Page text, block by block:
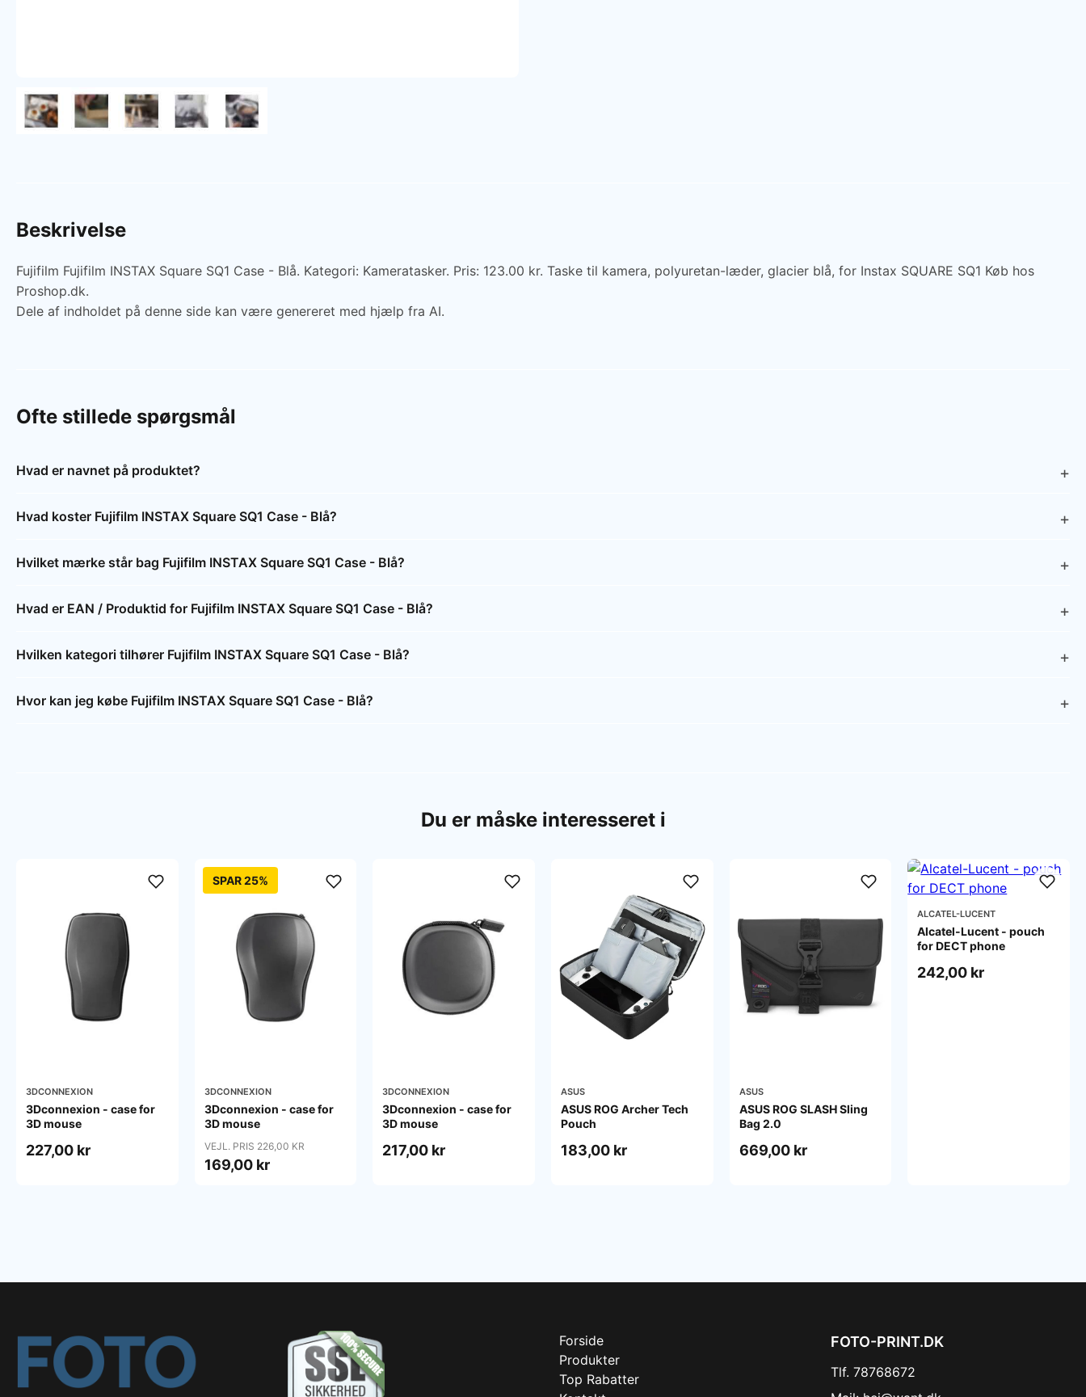
Beskrivelse
Fujifilm Fujifilm INSTAX Square SQ1 Case - Blå. Kategori: Kameratasker. Pris: 123.00 kr. Taske til kamera, polyuretan-læder, glacier blå, for Instax SQUARE SQ1 Køb hos
Proshop.dk.
Dele af indholdet på denne side kan være genereret med hjælp fra AI.
Ofte stillede spørgsmål
Hvad er navnet på produktet?
Hvad koster Fujifilm INSTAX Square SQ1 Case - Blå?
Hvilket mærke står bag Fujifilm INSTAX Square SQ1 Case - Blå?
Hvad er EAN / Produktid for Fujifilm INSTAX Square SQ1 Case - Blå?
Hvilken kategori tilhører Fujifilm INSTAX Square SQ1 Case - Blå?
Hvor kan jeg købe Fujifilm INSTAX Square SQ1 Case - Blå?
Du er måske interesseret i
3DCONNEXION
3Dconnexion - case for
3D mouse
227,00 kr
SPAR 25%
3DCONNEXION
3Dconnexion - case for
3D mouse
VEJL. PRIS 226,00 KR
169,00 kr
3DCONNEXION
3Dconnexion - case for
3D mouse
217,00 kr
ASUS
ASUS ROG Archer Tech
Pouch
183,00 kr
ASUS
ASUS ROG SLASH Sling
Bag 2.0
669,00 kr
ALCATEL-LUCENT
Alcatel-Lucent - pouch
for DECT phone
242,00 kr
Forside
Produkter
Top Rabatter
FOTO-PRINT.DK
Tlf. 78768672